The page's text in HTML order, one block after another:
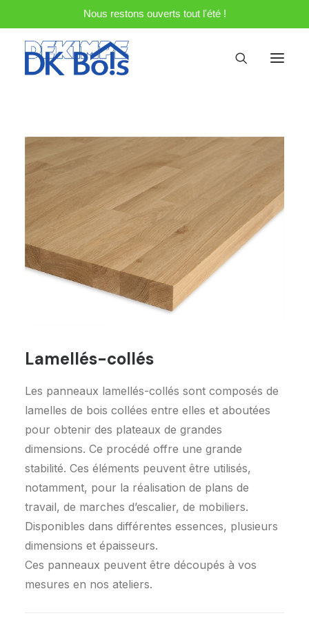
Nous restons ouverts tout l'été !
Lamellés-collés
Les panneaux lamellés-collés sont composés de
lamelles de bois collées entre elles et aboutées
pour obtenir des plateaux de grandes
dimensions. Ce procédé offre une grande
stabilité. Ces éléments peuvent être utilisés,
notamment, pour la réalisation de plans de
travail, de marches d’escalier, de mobiliers.
Disponibles dans différentes essences, plusieurs
dimensions et épaisseurs.
Ces panneaux peuvent être découpés à vos
mesures en nos ateliers.